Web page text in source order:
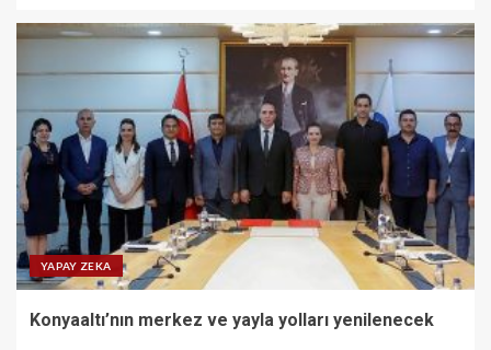
YAPAY ZEKA
Konyaaltı’nın merkez ve yayla yolları yenilenecek